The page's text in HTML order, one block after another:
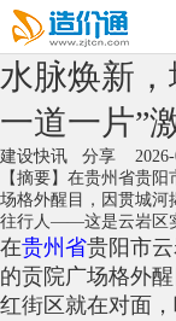
水脉焕新
一道一片”
建设快讯 分享
【摘要】在贵州省贵
场格外醒目，因贯城河
往行人——这是云岩区
在贵州省贵阳市
的贡院广场格外
红街区就在对面